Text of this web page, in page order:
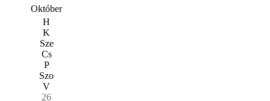
Október
H
K
Sze
Cs
P
Szo
V
26